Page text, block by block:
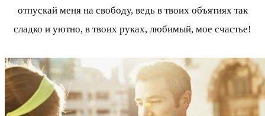
отпускай меня на свободу, ведь в твоих объятиях так
сладко и уютно, в твоих руках, любимый, мое счастье!